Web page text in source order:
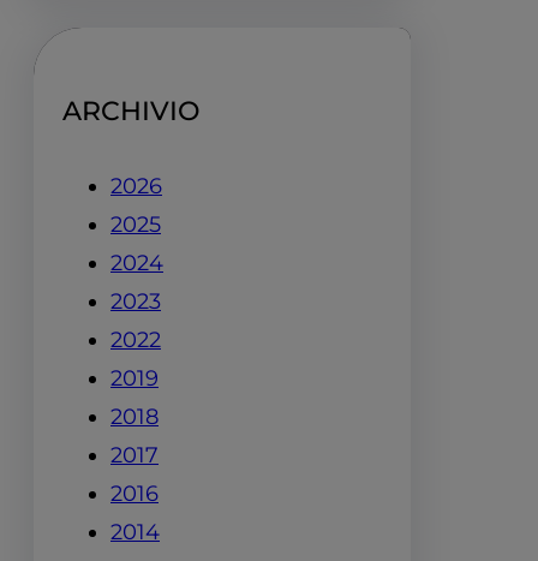
ARCHIVIO
2026
2025
2024
2023
2022
2019
2018
2017
2016
2014